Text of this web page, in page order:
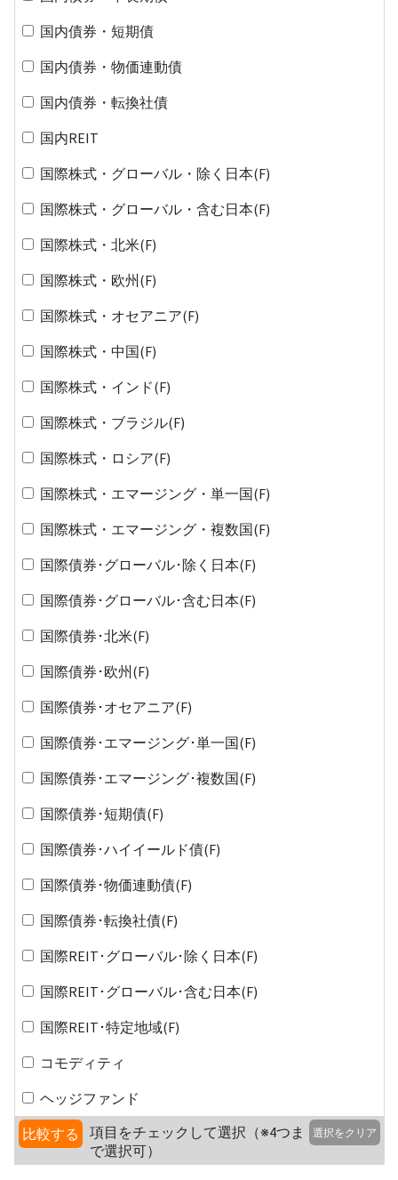
国内債券・短期債
国内債券・物価連動債
国内債券・転換社債
国内REIT
国際株式・グローバル・除く日本(F)
国際株式・グローバル・含む日本(F)
国際株式・北米(F)
国際株式・欧州(F)
国際株式・オセアニア(F)
国際株式・中国(F)
国際株式・インド(F)
国際株式・ブラジル(F)
国際株式・ロシア(F)
国際株式・エマージング・単一国(F)
国際株式・エマージング・複数国(F)
国際債券･グローバル･除く日本(F)
国際債券･グローバル･含む日本(F)
国際債券･北米(F)
国際債券･欧州(F)
国際債券･オセアニア(F)
国際債券･エマージング･単一国(F)
国際債券･エマージング･複数国(F)
国際債券･短期債(F)
国際債券･ハイイールド債(F)
国際債券･物価連動債(F)
国際債券･転換社債(F)
国際REIT･グローバル･除く日本(F)
国際REIT･グローバル･含む日本(F)
国際REIT･特定地域(F)
コモディティ
ヘッジファンド
比較する
項目をチェックして選択（※4つま
で選択可）
選択をクリア